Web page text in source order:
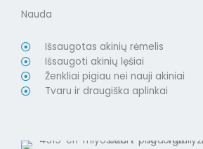
Nauda
Išsaugotas akinių rėmelis
Išsaugoti akinių lęšiai
Ženkliai pigiau nei nauji akiniai
Tvaru ir draugiška aplinkai